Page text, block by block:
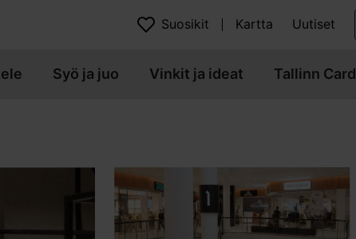
Suosikit Kartta Uutiset
Syö ja juo Vinkit ja ideat Tallinn Card